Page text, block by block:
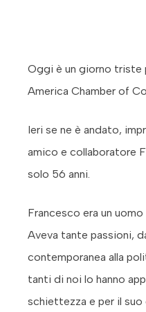
Oggi è un giorno triste
America Chamber of
Ieri se ne è andato,
amico e collaboratore
solo 56 anni.
Francesco era un
Aveva tante passioni,
contemporanea alla
tanti di noi lo hanno
schiettezza e per il suo